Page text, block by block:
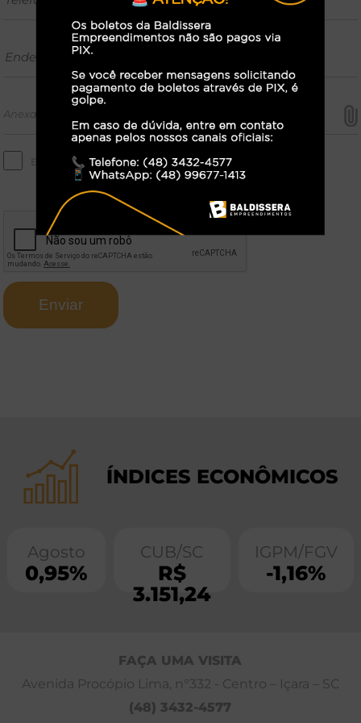
Estou de acordo com apolítica de privacidade.
Enviar
ÍNDICES ECONÔMICOS
Agosto
0,95%
CUB/SC
R$
3.151,24
IGPM/FGV
-1,16%
FAÇA UMA VISITA
Avenida Procópio Lima, n°332 - Centro – Içara – SC
(48) 3432-4577